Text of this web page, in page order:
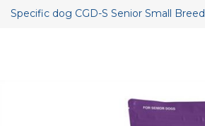
Specific dog CGD-S Senior Small Breed